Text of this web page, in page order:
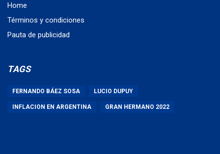
Home
Términos y condiciones
Pauta de publicidad
TAGS
FERNANDO BÁEZ SOSA LUCIO DUPUY
INFLACION EN ARGENTINA GRAN HERMANO 2022